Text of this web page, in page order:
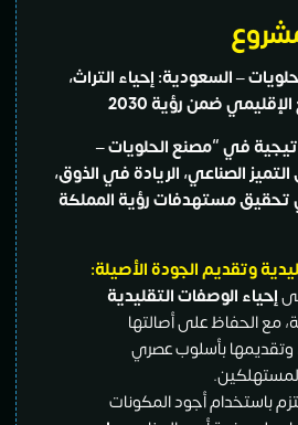
– السعودية: إحياء التراث،
ضمن رؤية 2030
في “مصنع الحلويات –
الصناعي، الريادة في الذوق،
تحقيق مستهدفات رؤية المملكة
وتقديم الجودة الأصيلة:
إحياء الوصفات التقليدية
مع الحفاظ على أصالتها
وتقديمها بأسلوب عصري
باستخدام أجود المكونات